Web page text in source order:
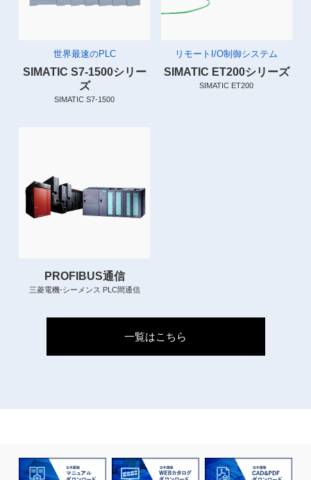
世界最速のPLC
SIMATIC S7-1500シリー
ズ
SIMATIC S7-1500
リモートI/O制御システム
SIMATIC ET200シリーズ
SIMATIC ET200
PROFIBUS通信
三菱電機-シーメンス PLC間通信
一覧はこちら